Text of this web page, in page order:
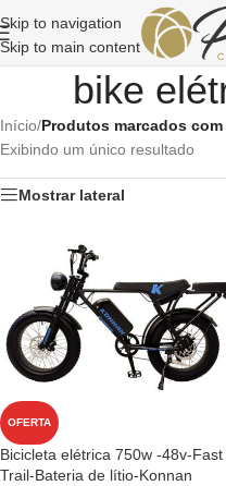
Skip to navigation
Skip to main content
bike
Início/Produtos marcados
Exibindo um único resultado
Mostrar lateral
OFERTA
Bicicleta elétrica 750w -48v-Fast
Trail-Bateria de lítio-Konnan